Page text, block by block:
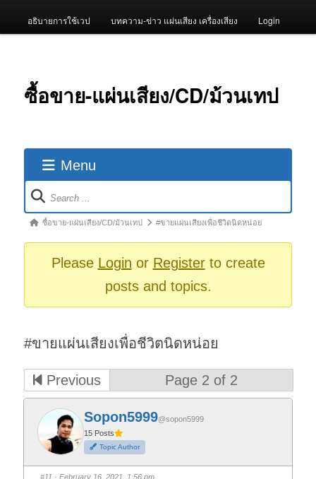
อธิบายการใช้เวป บทความ-ข่าว แผ่นเสียง เครื่องเสียง Login
ซื้อขาย-แผ่นเสียง/CD/ม้วนเทป
Menu
Forum
Navigation
Forumซื้อขาย-แผ่นเสียง/CD/ม้วนเทป #ขายแผ่นเสียงเพื่อชีวิตนิดหน่อย
Please Login or Registerto create
posts and topics.
#ขายแผ่นเสียงเพื่อชีวิตนิดหน่อย
Previous Page 2 of 2
Sopon5999@sopon5999
15 Posts
Topic Author
#11 · February 16, 2021, 1:56 pm